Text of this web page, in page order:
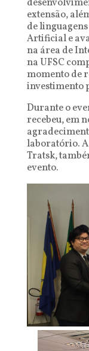
extensão,
de
Artificial e
na área de
na UFSC
momento de
investimento
Durante o
recebeu, em
laboratório. A
Tratsk,
evento.